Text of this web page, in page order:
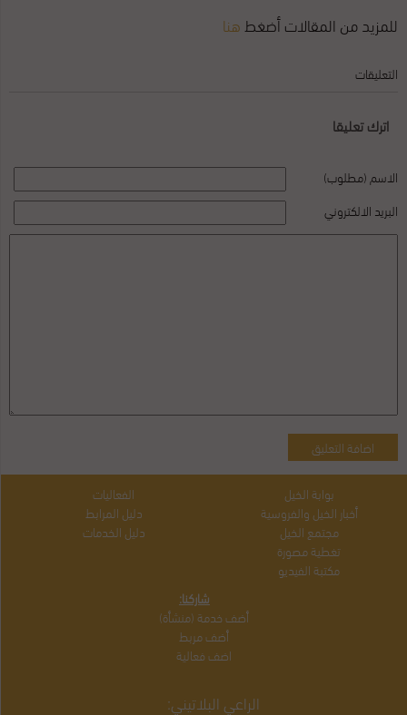
للمزيد من المقالات أضغط هنا
التعليقات
اترك تعليقا
الاسم (مطلوب)
البريد الالكتروني
بوابة الخيل
أخبار الخيل والفروسية
مجتمع الخيل
تغطية مصورة
مكتبة الفيديو
الفعاليات
دليل المرابط
دليل الخدمات
شاركنا:
أضف خدمة (منشأة)
أضف مربط
اضف فعالية
الراعي البلاتيني: